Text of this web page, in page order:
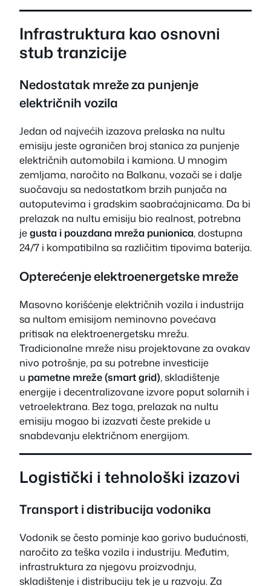
Infrastruktura kao osnovni
stub tranzicije
Nedostatak mreže za punjenje
električnih vozila
Jedan od najvećih izazova prelaska na nultu
emisiju jeste ograničen broj stanica za punjenje
električnih automobila i kamiona. U mnogim
zemljama, naročito na Balkanu, vozači se i dalje
suočavaju sa nedostatkom brzih punjača na
autoputevima i gradskim saobraćajnicama. Da bi
prelazak na nultu emisiju bio realnost, potrebna
jegusta i pouzdana mreža punionica, dostupna
24/7 i kompatibilna sa različitim tipovima baterija.
Opterećenje elektroenergetske mreže
Masovno korišćenje električnih vozila i industrija
sa nultom emisijom neminovno povećava
pritisak na elektroenergetsku mrežu.
Tradicionalne mreže nisu projektovane za ovakav
nivo potrošnje, pa su potrebne investicije
u pametne mreže (smart grid), skladištenje
energije i decentralizovane izvore poput solarnih i
vetroelektrana. Bez toga, prelazak na nultu
emisiju mogao bi izazvati česte prekide u
snabdevanju električnom energijom.
Logistički i tehnološki izazovi
Transport i distribucija vodonika
Vodonik se često pominje kao gorivo budućnosti,
naročito za teška vozila i industriju. Međutim,
infrastruktura za njegovu proizvodnju,
skladištenje i distribuciju tek je u razvoju. Za